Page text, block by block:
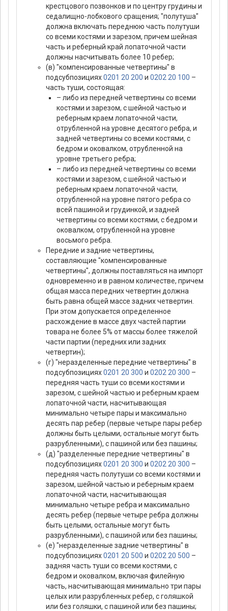
крестцового позвонков и по центру грудины и
седалищно-лобкового сращения; "полутуша"
должна включать переднюю часть полутуши
со всеми костями и зарезом, причем шейная
часть и реберный край лопаточной части
должны насчитывать более 10 ребер;
(в) "компенсированные четвертины" в
подсубпозициях0201 20 200 и 0202 20 100 –
часть туши, состоящая:
– либо из передней четвертины со всеми
костями и зарезом, с шейной частью и
реберным краем лопаточной части,
отрубленной на уровне десятого ребра, и
задней четвертины со всеми костями, с
бедром и оковалком, отрубленной на
уровне третьего ребра;
– либо из передней четвертины со всеми
костями и зарезом, с шейной частью и
реберным краем лопаточной части,
отрубленной на уровне пятого ребра со
всей пашиной и грудинкой, и задней
четвертины со всеми костями, с бедром и
оковалком, отрубленной на уровне
восьмого ребра.
Передние и задние четвертины,
составляющие "компенсированные
четвертины", должны поставляться на импорт
одновременно и в равном количестве, причем
общая масса передних четвертин должна
быть равна общей массе задних четвертин.
При этом допускается определенное
расхождение в массе двух частей партии
товара не более 5% от массы более тяжелой
части партии (передних или задних
четвертин);
(г) "неразделенные передние четвертины" в
подсубпозициях0201 20 300 и 0202 20 300 –
передняя часть туши со всеми костями и
зарезом, с шейной частью и реберным краем
лопаточной части, насчитывающая
минимально четыре пары и максимально
десять пар ребер (первые четыре пары ребер
должны быть целыми, остальные могут быть
разрубленными), с пашиной или без пашины;
(д) "разделенные передние четвертины" в
подсубпозициях0201 20 300 и 0202 20 300 –
передняя часть полутуши со всеми костями и
зарезом, шейной частью и реберным краем
лопаточной части, насчитывающая
минимально четыре ребра и максимально
десять ребер (первые четыре ребра должны
быть целыми, остальные могут быть
разрубленными), с пашиной или без пашины;
(е) "неразделенные задние четвертины" в
подсубпозициях0201 20 500 и 0202 20 500 –
задняя часть туши со всеми костями, с
бедром и оковалком, включая филейную
часть, насчитывающая минимально три пары
целых или разрубленных ребер, с голяшкой
или без голяшки, с пашиной или без пашины;